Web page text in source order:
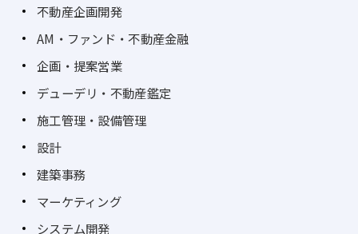
不動産企画開発
AM・ファンド・不動産金融
企画・提案営業
デューデリ・不動産鑑定
施工管理・設備管理
設計
建築事務
マーケティング
システム開発